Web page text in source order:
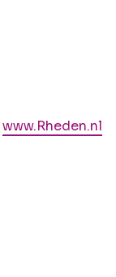
www.Rheden.nl